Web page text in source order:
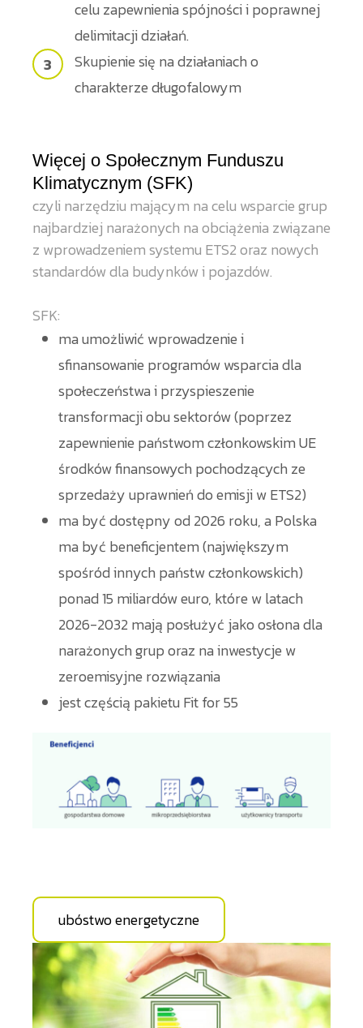
celu zapewnienia spójności i poprawnej
delimitacji działań.
Skupienie się na działaniach o
charakterze długofalowym
Więcej o Społecznym Funduszu
Klimatycznym (SFK)
czyli narzędziu mającym na celu wsparcie grup
najbardziej narażonych na obciążenia związane
z wprowadzeniem systemu ETS2 oraz nowych
standardów dla budynków i pojazdów.
SFK:
ma umożliwić wprowadzenie i
sfinansowanie programów wsparcia dla
społeczeństwa i przyspieszenie
transformacji obu sektorów (poprzez
zapewnienie państwom członkowskim UE
środków finansowych pochodzących ze
sprzedaży uprawnień do emisji w ETS2)
ma być dostępny od 2026 roku, a Polska
ma być beneficjentem (największym
spośród innych państw członkowskich)
ponad 15 miliardów euro, które w latach
2026-2032 mają posłużyć jako osłona dla
narażonych grup oraz na inwestycje w
zeroemisyjne rozwiązania
jest częścią pakietu Fit for 55
ubóstwo energetyczne